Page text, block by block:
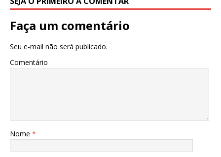
Faça um comentário
Seu e-mail não será publicado.
Comentário
Nome *